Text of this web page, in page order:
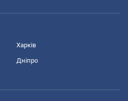
Харків
Дніпро